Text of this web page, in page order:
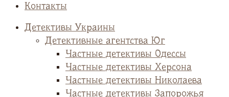
Контакты
Детективы Украины
Детективные агентства Юг
Частные детективы Одессы
Частные детективы Херсона
Частные детективы Николаева
Частные детективы Запорожья